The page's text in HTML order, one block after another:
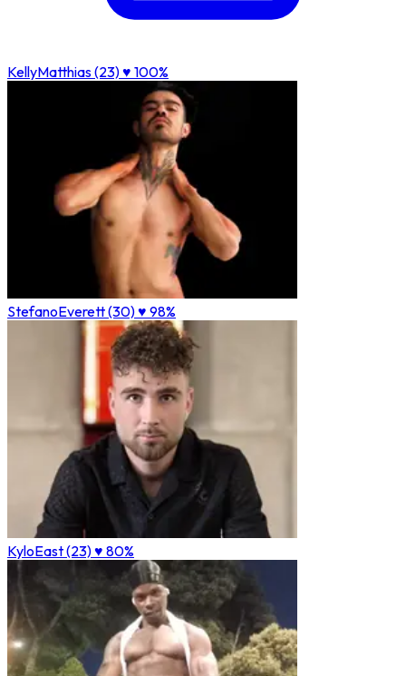
KellyMatthias (23)♥ 100%
StefanoEverett (30)♥ 98%
KyloEast (23)♥ 80%